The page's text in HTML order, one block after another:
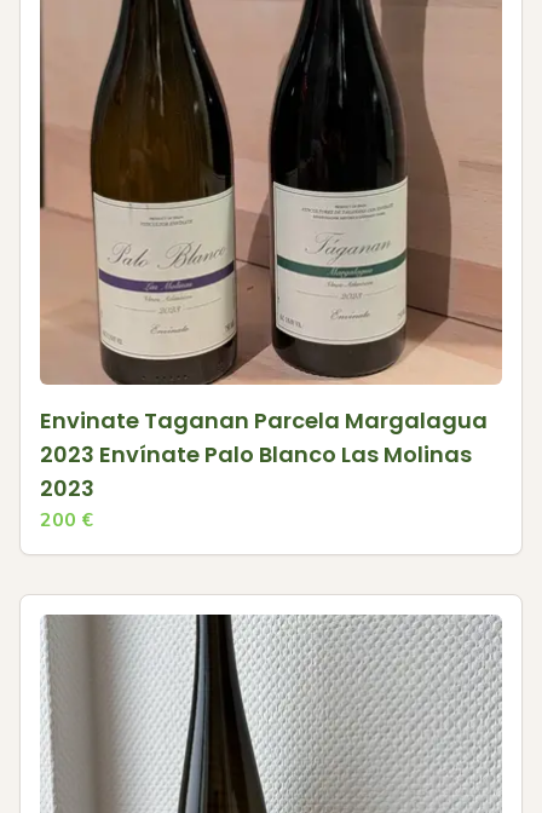
Envinate Taganan Parcela Margalagua
2023 Envínate Palo Blanco Las Molinas
2023
200 €